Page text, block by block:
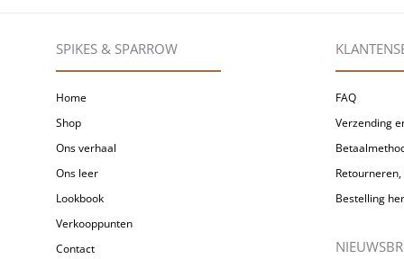
SPIKES & SPARROW
Home
Shop
Ons verhaal
Ons leer
Lookbook
Verkooppunten
Contact
FAQ
Verzending
Bestelling